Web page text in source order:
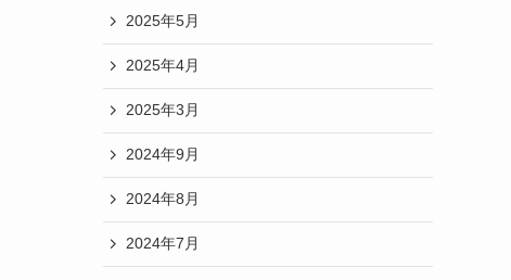
2025年5月
2025年4月
2025年3月
2024年9月
2024年8月
2024年7月